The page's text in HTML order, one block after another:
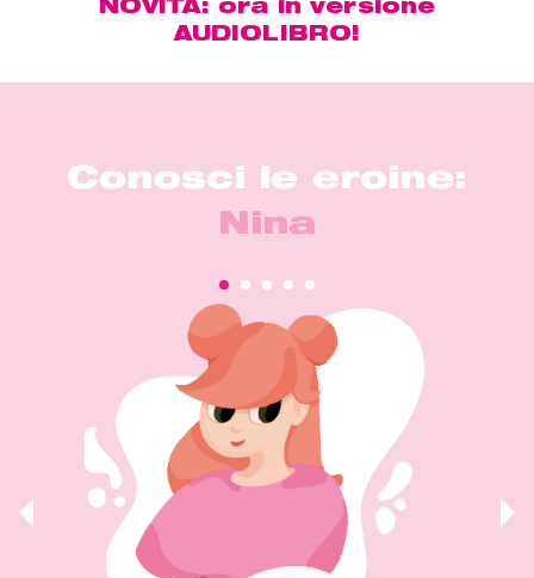
NOVITÀ: ora in versione
AUDIOLIBRO!
Conosci le eroine:
Nina